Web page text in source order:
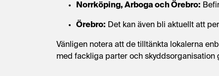
Norrköping, Arboga och Örebro:
Örebro: Det kan även bli aktuellt att
Vänligen notera att de tilltänkta lokalerna
med fackliga parter och